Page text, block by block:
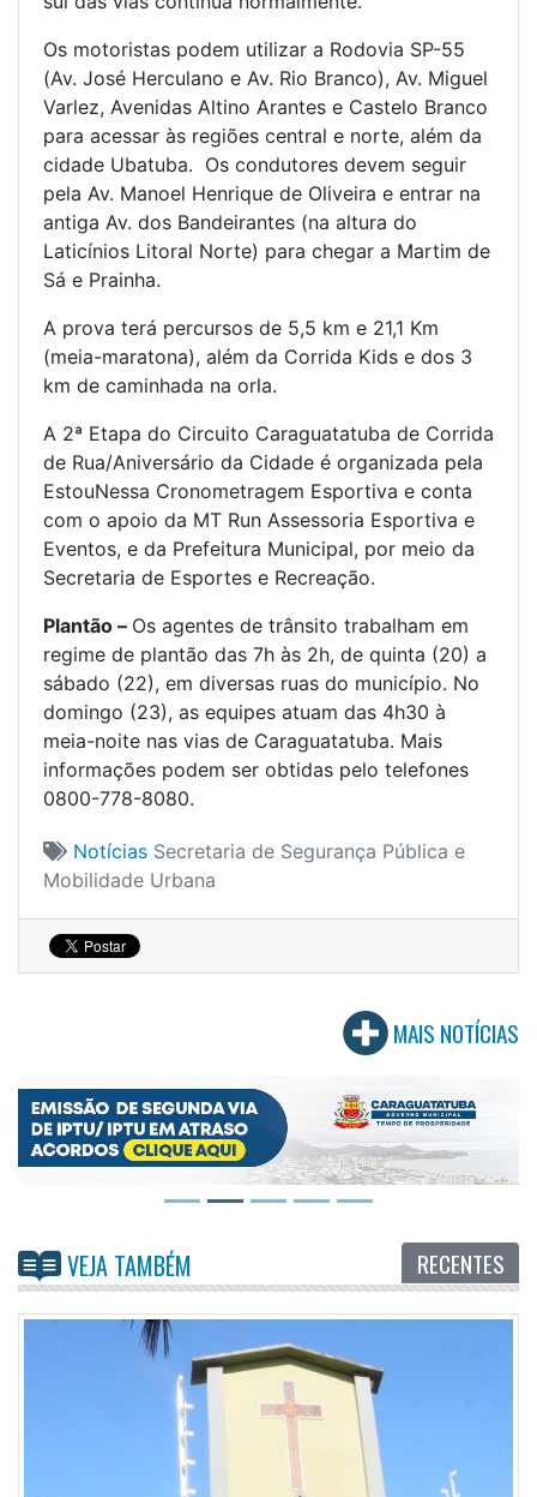
Os motoristas podem utilizar a Rodovia SP-55
(Av. José Herculano e Av. Rio Branco), Av. Miguel
Varlez, Avenidas Altino Arantes e Castelo Branco
para acessar às regiões central e norte, além da
cidade Ubatuba. Os condutores devem seguir
pela Av. Manoel Henrique de Oliveira e entrar na
antiga Av. dos Bandeirantes (na altura do
Laticínios Litoral Norte) para chegar a Martim de
Sá e Prainha.
A prova terá percursos de 5,5 km e 21,1 Km
(meia-maratona), além da Corrida Kids e dos 3
km de caminhada na orla.
A 2ª Etapa do Circuito Caraguatatuba de Corrida
de Rua/Aniversário da Cidade é organizada pela
EstouNessa Cronometragem Esportiva e conta
com o apoio da MT Run Assessoria Esportiva e
Eventos, e da Prefeitura Municipal, por meio da
Secretaria de Esportes e Recreação.
Plantão – Os agentes de trânsito trabalham em
regime de plantão das 7h às 2h, de quinta (20) a
sábado (22), em diversas ruas do município. No
domingo (23), as equipes atuam das 4h30 à
meia-noite nas vias de Caraguatatuba. Mais
informações podem ser obtidas pelo telefones
0800-778-8080.
Notícias Secretaria de Segurança Pública e
Mobilidade Urbana
MAIS NOTÍCIAS
VEJA TAMBÉM RECENTES